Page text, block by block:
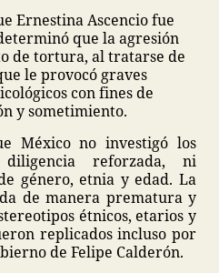
Ernestina Ascencio fue
que la agresión
de tortura, al tratarse de
le provocó graves
con fines de
y sometimiento.
México no investigó los
reforzada, ni
género, etnia y edad. La
de manera prematura y
étnicos, etarios y
replicados incluso por
de Felipe Calderón.